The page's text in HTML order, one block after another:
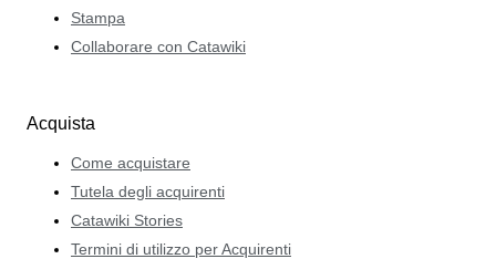
Stampa
Collaborare con Catawiki
Acquista
Come acquistare
Tutela degli acquirenti
Catawiki Stories
Termini di utilizzo per Acquirenti